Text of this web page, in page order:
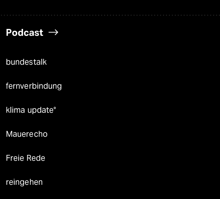
Podcast
bundestalk
fernverbindung
klima update°
Mauerecho
Freie Rede
reingehen